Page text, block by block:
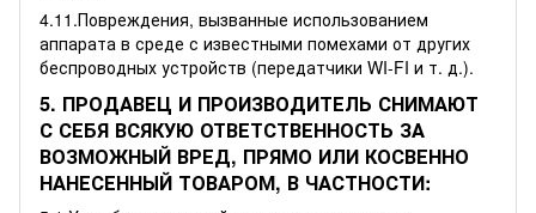
4.11.Повреждения, вызванные использованием
аппарата в среде с известными помехами от других
беспроводных устройств (передатчики WI-FI и т. д.).
5. ПРОДАВЕЦ И ПРОИЗВОДИТЕЛЬ СНИМАЮТ
С СЕБЯ ВСЯКУЮ ОТВЕТСТВЕННОСТЬ ЗА
ВОЗМОЖНЫЙ ВРЕД, ПРЯМО ИЛИ КОСВЕННО
НАНЕСЕННЫЙ ТОВАРОМ, В ЧАСТНОСТИ: